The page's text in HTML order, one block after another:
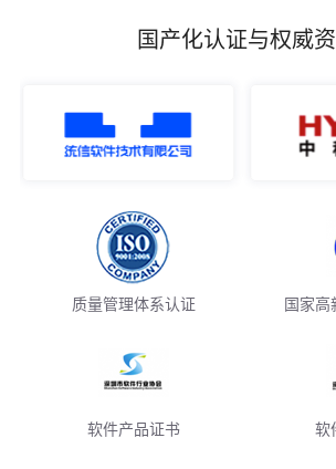
国产化认证与权威
质量管理体系认证 国家高
软件产品证书 软